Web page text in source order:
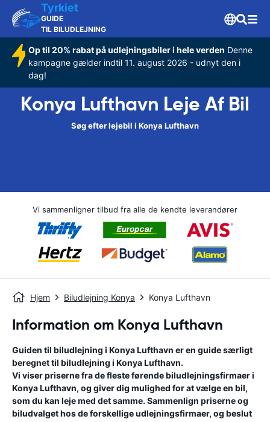
Tyrkiet
GUIDE
TIL BILUDLEJNING
Op til 20% rabat på udlejningsbiler i hele verden Denne
kampagne gælder indtil 11. august 2026 - udnyt den i
dag!
Konya Lufthavn Leje Af Bil
Søg efter lejebil i Konya Lufthavn
Vi sammenligner tilbud fra alle de kendte leverandører
Hjem Biludlejning Konya Konya Lufthavn
Information om Konya Lufthavn
Guiden til biludlejning i Konya Lufthavn er en guide særligt
beregnet til biludlejning i Konya Lufthavn.
Vi viser priserne fra de fleste førende biludlejningsfirmaer i
Konya Lufthavn, og giver dig mulighed for at vælge en bil,
som du kan leje med det samme. Sammenlign priserne og
biludvalget hos de forskellige udlejningsfirmaer, og beslut